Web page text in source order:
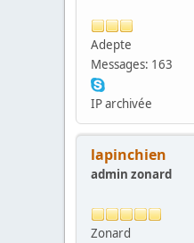
Adepte
Messages: 163
IP archivée
lapinchien
admin zonard
Zonard